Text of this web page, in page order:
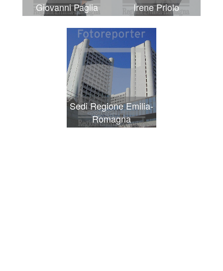
Giovanni Paglia Irene Priolo
Sedi Regione Emilia-
Romagna